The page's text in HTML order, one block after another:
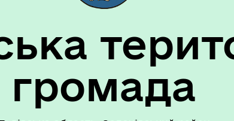
та збои Фахівець із соціальної
громада